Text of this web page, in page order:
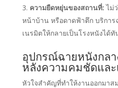
ความยืดหยุ่นของสถานที่: ไม่
หน้าบ้าน หรือดาดฟ้าตึก บริการ
เนรมิตให้กลายเป็นโรงหนังได้ทั
อุปกรณ์ฉายหนังกลา
หลังความคมชัดและ
หัวใจสำคัญที่ทำให้งานออกมา